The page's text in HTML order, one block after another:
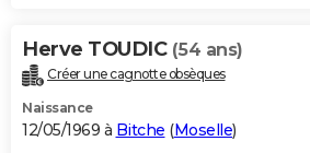
Herve TOUDIC (54 ans)
Créer une cagnotte obsèques
Naissance
12/05/1969 à Bitche (Moselle)